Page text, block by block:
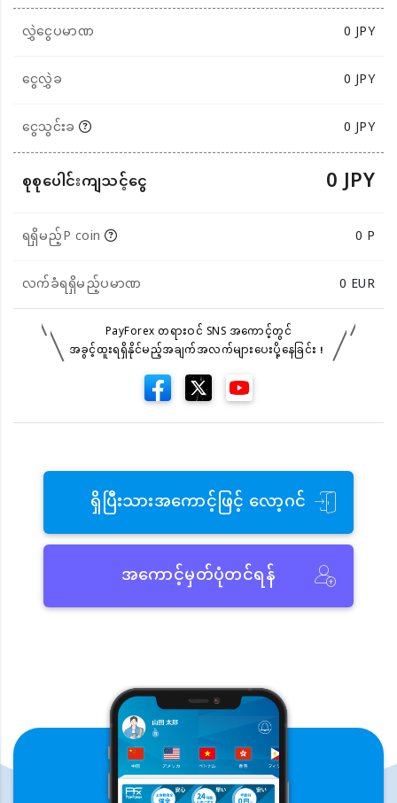
လွှဲငွေပမာဏ
0JPY
ငွေလွှဲခ
0 JPY
ငွေသွင်းခ
0 JPY
စုစုပေါင်းကျသင့်ငွေ 0 JPY
ရရှိမည့်P coin
0 P
လက်ခံရရှိမည့်ပမာဏ
0 EUR
PayForex တရားဝင် SNS အကောင့်တွင်
အခွင့်ထူးရရှိနိုင်မည့်အချက်အလက်များပေးပို့နေခြင်း！
ရှိပြီးသားအကောင့်ဖြင့် လော့ဂင်
အကောင့်မှတ်ပုံတင်ရန်